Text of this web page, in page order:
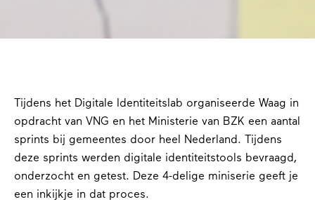
Tijdens het Digitale Identiteitslab organiseerde Waag in
opdracht van VNG en het Ministerie van BZK een aantal
sprints bij gemeentes door heel Nederland. Tijdens
deze sprints werden digitale identiteitstools bevraagd,
onderzocht en getest. Deze 4-delige miniserie geeft je
een inkijkje in dat proces.